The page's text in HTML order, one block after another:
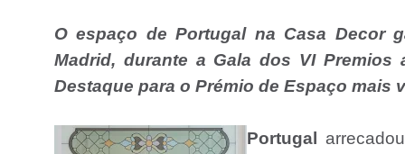
O espaço de Portugal na Casa Decor
Madrid, durante a Gala dos VI
Destaque para o Prémio de Espaço mais
Portugal